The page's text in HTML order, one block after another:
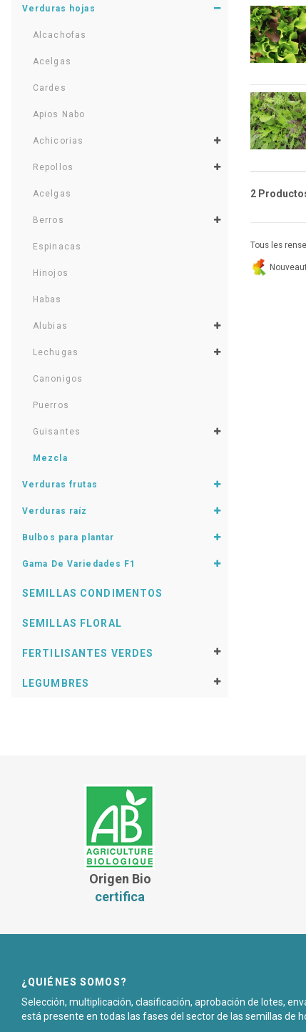
Verduras hojas
Alcachofas
Acelgas
Cardes
Apios Nabo
Achicorias
Repollos
Acelgas
Berros
Espinacas
Hinojos
Habas
Alubias
Lechugas
Canonigos
Puerros
Guisantes
Mezcla
Verduras frutas
Verduras raíz
Bulbos para plantar
Gama De Variedades F1
SEMILLAS CONDIMENTOS
SEMILLAS FLORAL
FERTILISANTES VERDES
LEGUMBRES
2
Tous les
Origen Bio
certifica
¿QUIÉNES SOMOS?
Selección, multiplicación, clasificación, aprobación de lotes,
está presente en todas las fases del sector de las semillas de